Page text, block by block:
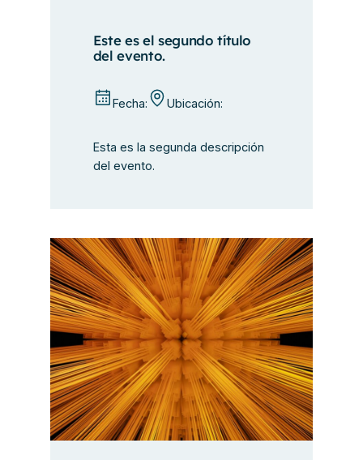
Este es el segundo título
del evento.
Fecha: Ubicación:
Esta es la segunda descripción
del evento.